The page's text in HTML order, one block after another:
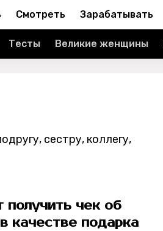
Смотреть Зарабатывать
Тесты Великие женщины
сестру, коллегу,
получить чек об
качестве подарка